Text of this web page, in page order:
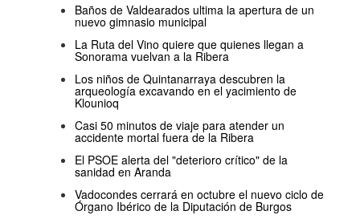
Baños de Valdearados ultima la apertura de un
nuevo gimnasio municipal
La Ruta del Vino quiere que quienes llegan a
Sonorama vuelvan a la Ribera
Los niños de Quintanarraya descubren la
arqueología excavando en el yacimiento de
Klounioq
Casi 50 minutos de viaje para atender un
accidente mortal fuera de la Ribera
El PSOE alerta del "deterioro crítico" de la
sanidad en Aranda
Vadocondes cerrará en octubre el nuevo ciclo de
Órgano Ibérico de la Diputación de Burgos